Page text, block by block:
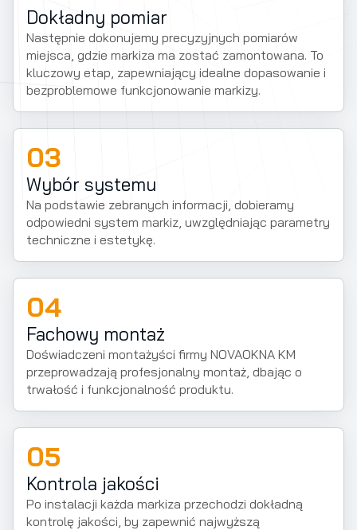
Dokładny pomiar
Następnie dokonujemy precyzyjnych pomiarów
miejsca, gdzie markiza ma zostać zamontowana. To
kluczowy etap, zapewniający idealne dopasowanie i
bezproblemowe funkcjonowanie markizy.
03
Wybór systemu
Na podstawie zebranych informacji, dobieramy
odpowiedni system markiz, uwzględniając parametry
techniczne i estetykę.
04
Fachowy montaż
Doświadczeni montażyści firmy NOVAOKNA KM
przeprowadzają profesjonalny montaż, dbając o
trwałość i funkcjonalność produktu.
05
Kontrola jakości
Po instalacji każda markiza przechodzi dokładną
kontrolę jakości, by zapewnić najwyższą